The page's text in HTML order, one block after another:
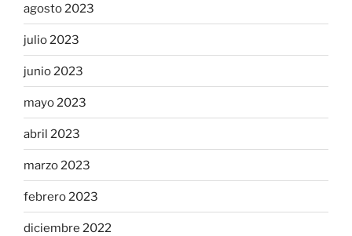
agosto 2023
julio 2023
junio 2023
mayo 2023
abril 2023
marzo 2023
febrero 2023
diciembre 2022